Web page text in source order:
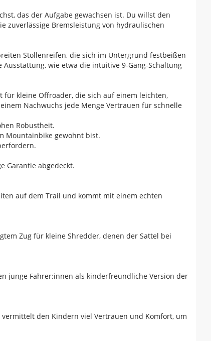
das der Aufgabe gewachsen ist. Du willst den
zuverlässige Bremsleistung von hydraulischen
Stollenreifen, die sich im Untergrund festbeißen
wie etwa die intuitive 9-Gang-Schaltung
für kleine Offroader, die sich auf einem leichten,
Nachwuchs jede Menge Vertrauen für schnelle
Robustheit.
Mountainbike gewohnt bist.
Garantie abgedeckt.
auf dem Trail und kommt mit einem echten
Zug für kleine Shredder, denen der Sattel bei
junge Fahrer:innen als kinderfreundliche Version der
den Kindern viel Vertrauen und Komfort, um